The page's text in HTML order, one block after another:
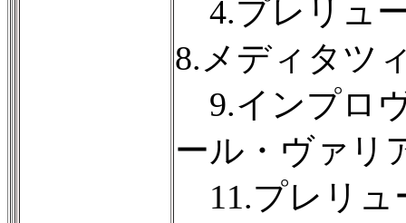
4.プレリュ
8.メディタツ
9.インプロ
ール・ヴァリ
11.プレリュ